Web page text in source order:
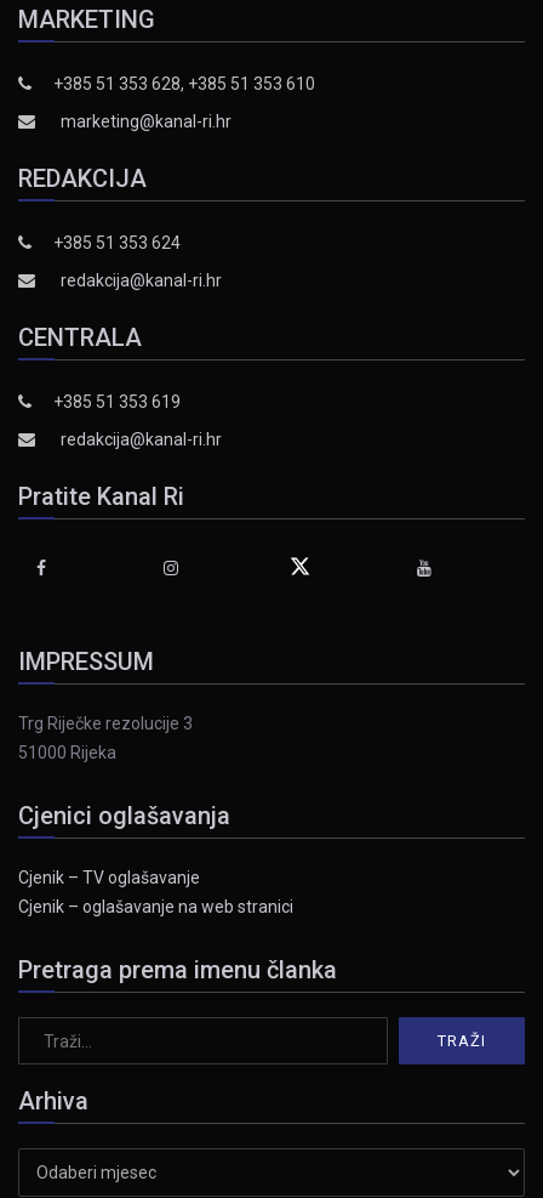
MARKETING
+385 51 353 628, +385 51 353 610
marketing@kanal-ri.hr
REDAKCIJA
+385 51 353 624
redakcija@kanal-ri.hr
CENTRALA
+385 51 353 619
redakcija@kanal-ri.hr
Pratite Kanal Ri
IMPRESSUM
Trg Riječke rezolucije 3
51000 Rijeka
Cjenici oglašavanja
Cjenik – TV oglašavanje
Cjenik – oglašavanje na web stranici
Pretraga prema imenu članka
Arhiva